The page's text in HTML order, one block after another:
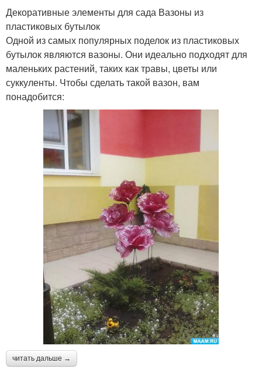
Декоративные элементы для сада Вазоны из
пластиковых бутылок
Одной из самых популярных поделок из пластиковых
бутылок являются вазоны. Они идеально подходят для
маленьких растений, таких как травы, цветы или
суккуленты. Чтобы сделать такой вазон, вам
понадобится:
читать дальше →